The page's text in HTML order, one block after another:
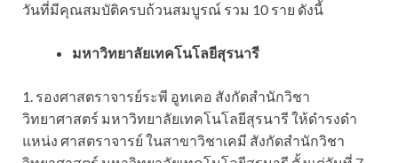
วันที่มีคุณสมบัติครบถ้วนสมบูรณ์ รวม 10 ราย ดังนี้
มหาวิทยาลัยเทคโนโลยีสุรนารี
1. รองศาสตราจารย์ระพี อูทเคอ สังกัดสำนักวิชา
วิทยาศาสตร์ มหาวิทยาลัยเทคโนโลยีสุรนารี ให้ดำรงดำ
แหน่ง ศาสตราจารย์ ในสาขาวิชาเคมี สังกัดสำนักวิชา